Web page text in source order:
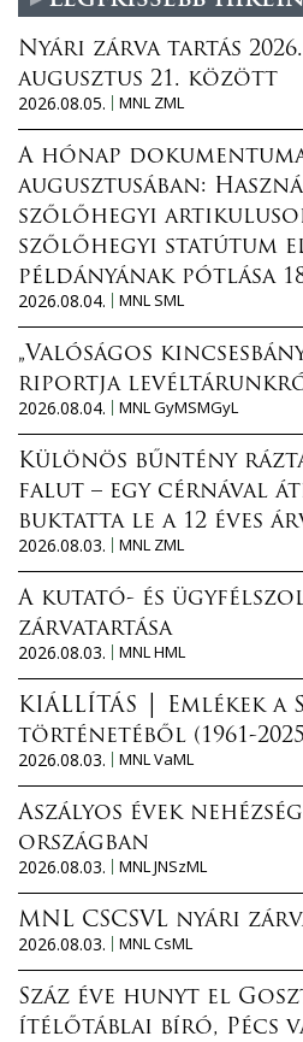
Nyári zárva tartás
augusztus 21. között
2026.08.05.
MNL ZML
A hónap dokumentuma
augusztusában:
szőlőhegyi
szőlőhegyi statútum
példányának pótlása
2026.08.04.
MNL SML
„Valóságos
riportja
2026.08.04.
MNL GyMSMGyL
Különös bűntény
falut – egy cérnával
buktatta le a 12 éves
2026.08.03.
MNL ZML
A kutató- és
zárvatartása
2026.08.03.
MNL HML
KIÁLLÍTÁS │ Emlékek
történetéből (1961-
2026.08.03.
MNL VaML
Aszályos évek
országban
2026.08.03.
MNL JNSzML
MNL CSCSVL nyári
2026.08.03.
MNL CsML
Száz éve hunyt el
ítélőtáblai bíró, Pécs